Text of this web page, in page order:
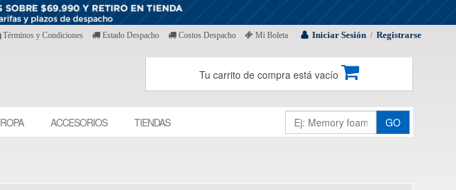
Iniciar Sesión / Registrarse
Términos y Condiciones Estado Despacho Costos Despacho Mi Boleta
Tu carrito de compra está vacío
ROPA ACCESORIOS TIENDAS GO